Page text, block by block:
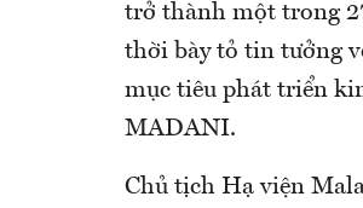
trở thành một trong
thời bày tỏ tin tưởng
mục tiêu phát triển
MADANI.
Chủ tịch Hạ viện